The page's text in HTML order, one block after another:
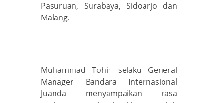
Pasuruan, Surabaya, Sidoarjo dan
Malang.
Muhammad Tohir selaku General
Manager Bandara Internasional
Juanda menyampaikan rasa